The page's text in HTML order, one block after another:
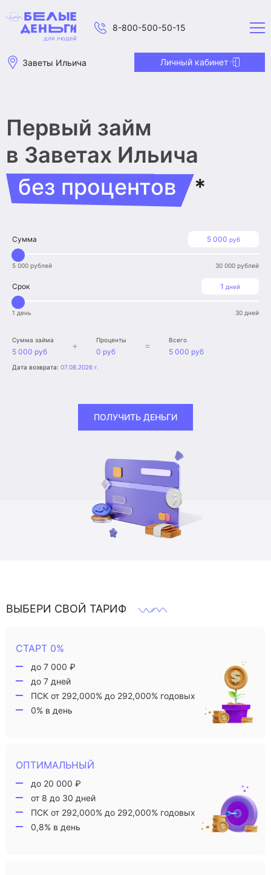
8-800-500-50-15
Заветы Ильича Личный кабинет
Первый займ
в Заветах Ильича
без процентов
*
5 000 руб
Сумма
5 000 рублей 30 000 рублей
1 дней
Срок
1 день 30 дней
Сумма займа
5 000 руб
+ Проценты
0 руб
= Всего
5 000 руб
Дата возврата: 07.08.2026 г.
ПОЛУЧИТЬ ДЕНЬГИ
ВЫБЕРИ СВОЙ ТАРИФ
СТАРТ 0%
до 7 000 ₽
до 7 дней
ПСК от 292,000% до 292,000% годовых
0% в день
ОПТИМАЛЬНЫЙ
до 20 000 ₽
от 8 до 30 дней
ПСК от 292,000% до 292,000% годовых
0,8% в день